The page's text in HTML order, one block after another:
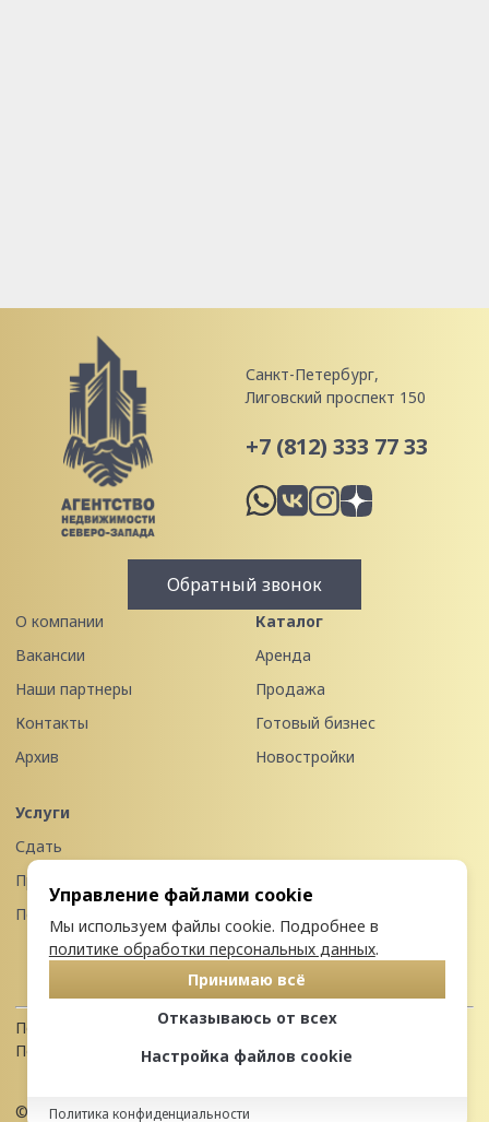
Санкт-Петербург,
Лиговский проспект 150
+7 (812) 333 77 33
Обратный звонок
О компании
Вакансии
Наши партнеры
Контакты
Архив
Каталог
Аренда
Продажа
Готовый бизнес
Новостройки
Услуги
Сдать
Продать
Передать в управление
Политика конфиденциальности
Пользовательское соглашение
© 2026 Недвижимость Северо-запада
Управление файлами cookie
Мы используем файлы cookie. Подробнее в
политике обработки персональных данных.
Принимаю всё
Отказываюсь от всех
Настройка файлов cookie
Политика конфиденциальности